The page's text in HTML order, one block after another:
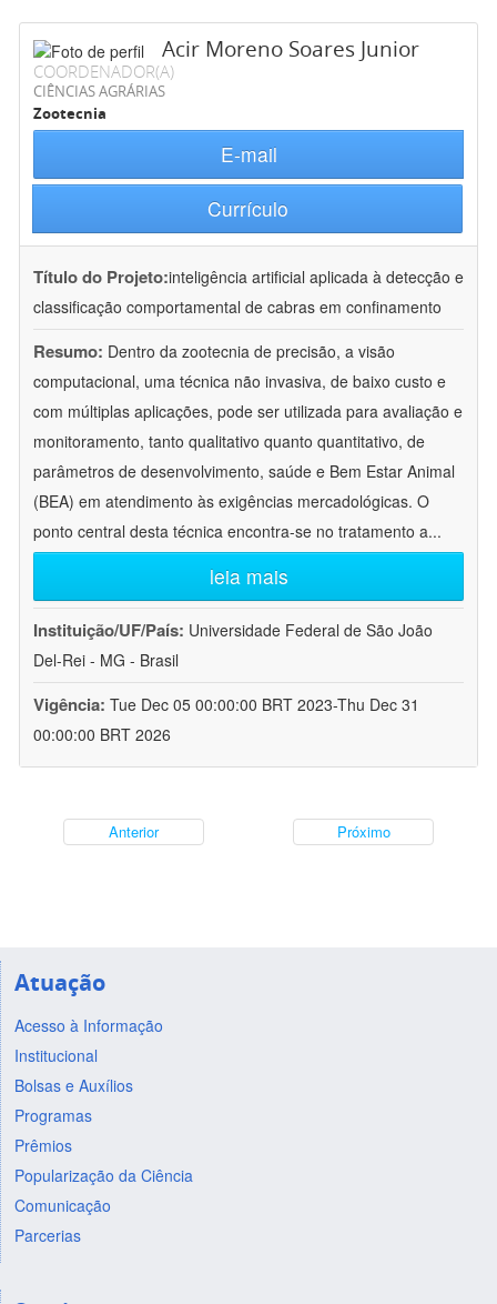
Acir Moreno Soares Junior
COORDENADOR(A)
CIÊNCIAS AGRÁRIAS
Zootecnia
E-mail
Currículo
Título do Projeto:inteligência artificial aplicada à detecção e
classificação comportamental de cabras em confinamento
Resumo: Dentro da zootecnia de precisão, a visão
computacional, uma técnica não invasiva, de baixo custo e
com múltiplas aplicações, pode ser utilizada para avaliação e
monitoramento, tanto qualitativo quanto quantitativo, de
parâmetros de desenvolvimento, saúde e Bem Estar Animal
(BEA) em atendimento às exigências mercadológicas. O
ponto central desta técnica encontra-se no tratamento a...
leia mais
Instituição/UF/País: Universidade Federal de São João
Del-Rei - MG - Brasil
Vigência: Tue Dec 05 00:00:00 BRT 2023-Thu Dec 31
00:00:00 BRT 2026
Anterior Próximo
Atuação
Acesso à Informação
Institucional
Bolsas e Auxílios
Programas
Prêmios
Popularização da Ciência
Comunicação
Parcerias